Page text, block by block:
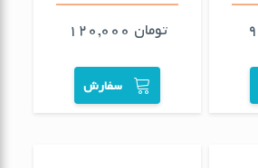
تومان
سفارش